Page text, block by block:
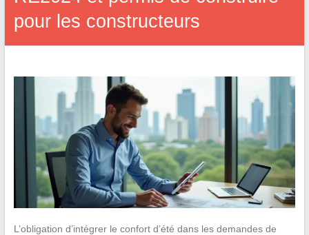
pour les constructeurs
L’obligation d’intégrer le confort d’été dans les demandes de